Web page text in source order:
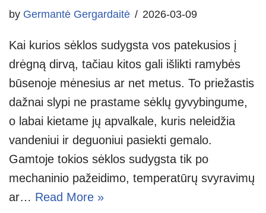
by Germantė Gergardaitė 2026-03-09
Kai kurios sėklos sudygsta vos patekusios į
drėgną dirvą, tačiau kitos gali išlikti ramybės
būsenoje mėnesius ar net metus. To priežastis
dažnai slypi ne prastame sėklų gyvybingume,
o labai kietame jų apvalkale, kuris neleidžia
vandeniui ir deguoniui pasiekti gemalo.
Gamtoje tokios sėklos sudygsta tik po
mechaninio pažeidimo, temperatūrų svyravimų
ar… Read More »